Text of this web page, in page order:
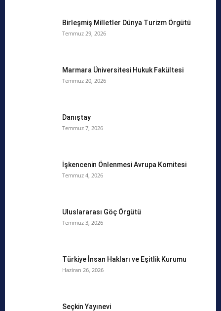
Birleşmiş Milletler Dünya Turizm Örgütü
Temmuz 29, 2026
Marmara Üniversitesi Hukuk Fakültesi
Temmuz 20, 2026
Danıştay
Temmuz 7, 2026
İşkencenin Önlenmesi Avrupa Komitesi
Temmuz 4, 2026
Uluslararası Göç Örgütü
Temmuz 3, 2026
Türkiye İnsan Hakları ve Eşitlik Kurumu
Haziran 26, 2026
Seçkin Yayınevi